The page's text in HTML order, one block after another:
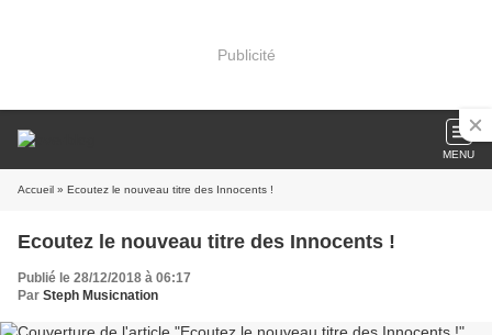
Publicité
MENU
Accueil » Ecoutez le nouveau titre des Innocents !
Ecoutez le nouveau titre des Innocents !
Publié le 28/12/2018 à 06:17
Par Steph Musicnation